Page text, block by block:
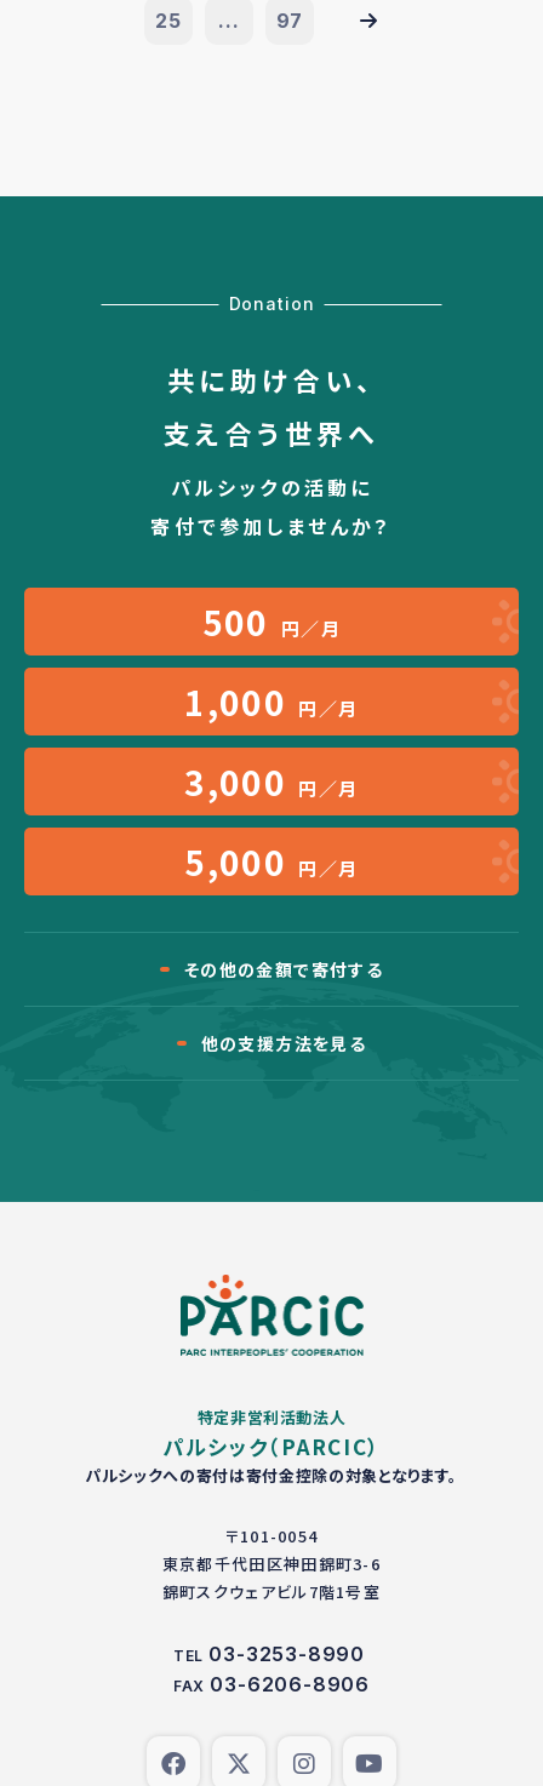
25 ... 97
Donation
共に助け合い、
支え合う世界へ
パルシックの活動に
寄付で参加しませんか？
500 円／月
1,000 円／月
3,000 円／月
5,000 円／月
その他の金額で寄付する
他の支援方法を見る
特定非営利活動法人
パルシック（PARCIC）
パルシックへの寄付は寄付金控除の対象となります。
〒101-0054
東京都千代田区神田錦町3-6
錦町スクウェアビル7階1号室
TEL 03-3253-8990
FAX 03-6206-8906